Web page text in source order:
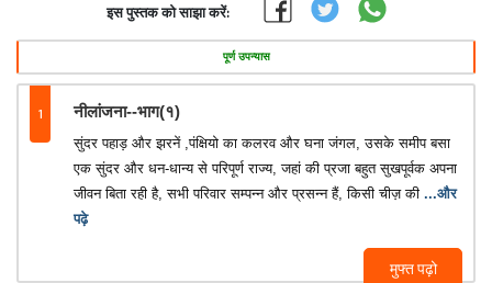
इस पुस्तक को साझा करें:
पूर्ण उपन्यास
1 नीलांजना--भाग(१)
मुफ्त पढ़ो
सुंदर पहाड़ और झरनें ,पंक्षियो का कलरव और घना जंगल, उसके समीप बसा
एक सुंदर और धन-धान्य से परिपूर्ण राज्य, जहां की प्रजा बहुत सुखपूर्वक अपना
जीवन बिता रही है, सभी परिवार सम्पन्न और प्रसन्न हैं, किसी चीज़ की ...और
पढ़े